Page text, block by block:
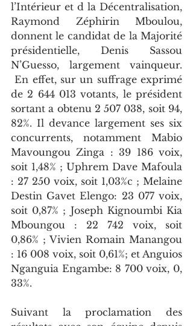
l’Intérieur et d la Décentralisation,
Raymond Zéphirin Mboulou,
donnent le candidat de la Majorité
présidentielle, Denis Sassou
N’Guesso, largement vainqueur.
En effet, sur un suffrage exprimé
de 2 644 013 votants, le président
sortant a obtenu 2 507 038, soit 94,
82%. Il devance largement ses six
concurrents, notamment Mabio
Mavoungou Zinga : 39 186 voix,
soit 1,48% ; Uphrem Dave Mafoula
: 27 250 voix, soit 1,03%c ; Melaine
Destin Gavet Elengo: 23 077 voix,
soit 0,87% ; Joseph Kignoumbi Kia
Mboungou : 22 742 voix, soit
0,86% ; Vivien Romain Manangou
: 16 008 voix, soit 0,61%; et Anguios
Nganguia Engambe: 8 700 voix, 0,
33%.
Suivant la proclamation des